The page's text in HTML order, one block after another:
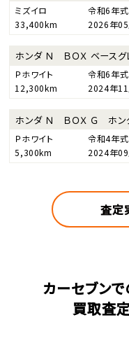
ミズイロ 令和6年式
33,400km
2026年05
ホンダ Ｎ ＢＯＸ ベースグ
Ｐホワイト 令和6年式
12,300km
2024年11
ホンダ Ｎ ＢＯＸ Ｇ ホン
Ｐホワイト 令和4年式
5,300km
2024年09
査定
カーセブン
買取査